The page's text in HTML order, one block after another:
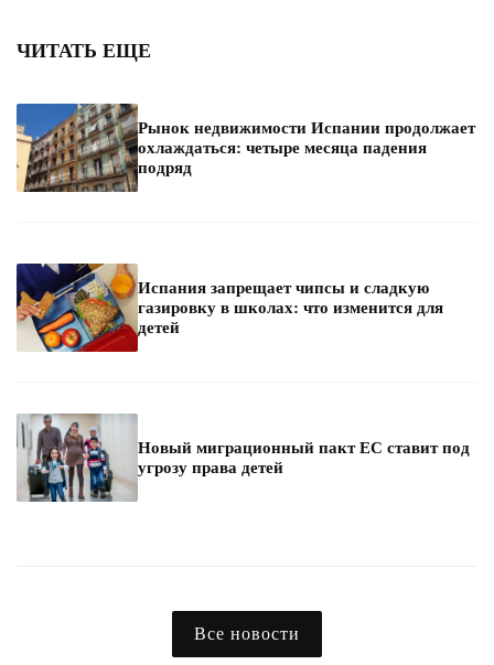
ЧИТАТЬ ЕЩЕ
Рынок недвижимости Испании продолжает
охлаждаться: четыре месяца падения
подряд
Испания запрещает чипсы и сладкую
газировку в школах: что изменится для
детей
Новый миграционный пакт ЕС ставит под
угрозу права детей
Все новости